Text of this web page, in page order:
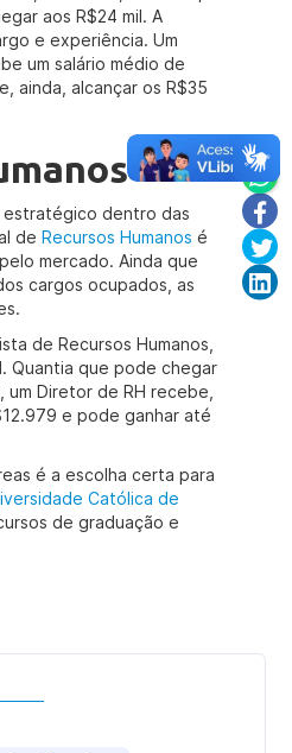
aos R$24 mil. A
e experiência. Um
um salário médio de
ainda, alcançar os R$35
estratégico dentro das
deRecursos Humanos é
mercado. Ainda que
cargos ocupados, as
de Recursos Humanos,
Quantia que pode chegar
um Diretor de RH recebe,
e pode ganhar até
é a escolha certa para
Católica de
de graduação e